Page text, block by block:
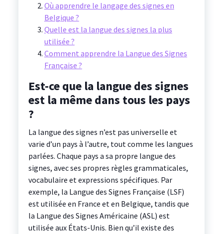
Où apprendre le langage des signes en
Belgique ?
Quelle est la langue des signes la plus
utilisée ?
Comment apprendre la Langue des Signes
Française ?
Est-ce que la langue des signes
est la même dans tous les pays
?
La langue des signes n’est pas universelle et
varie d’un pays à l’autre, tout comme les langues
parlées. Chaque pays a sa propre langue des
signes, avec ses propres règles grammaticales,
vocabulaire et expressions spécifiques. Par
exemple, la Langue des Signes Française (LSF)
est utilisée en France et en Belgique, tandis que
la Langue des Signes Américaine (ASL) est
utilisée aux États-Unis. Bien qu’il existe des